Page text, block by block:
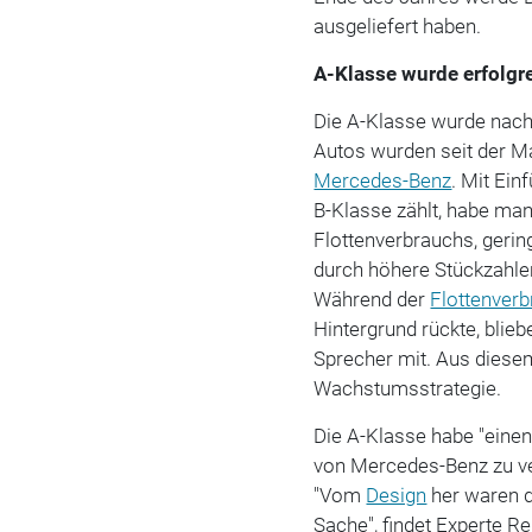
ausgeliefert haben.
A-Klasse wurde
Die A-Klasse wurde
Autos wurden seit der
Mercedes-Benz. Mit
B-Klasse zählt, habe
Flottenverbrauchs,
durch höhere
Während der
Hintergrund rückte,
Sprecher mit. Aus
Wachstumsstrategie.
Die A-Klasse habe
von Mercedes-Benz zu
"Vom Design her waren
Sache", findet Experte